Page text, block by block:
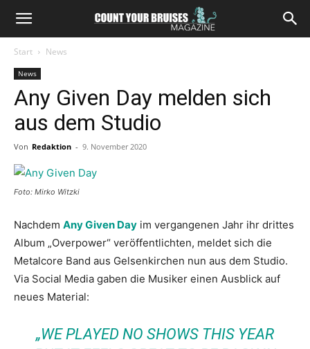
Start News
News
Any Given Day melden sich
aus dem Studio
Von Redaktion - 9. November 2020
Foto: Mirko Witzki
Nachdem Any Given Day im vergangenen Jahr ihr drittes
Album „Overpower“ veröffentlichten, meldet sich die
Metalcore Band aus Gelsenkirchen nun aus dem Studio.
Via Social Media gaben die Musiker einen Ausblick auf
neues Material:
„WE PLAYED NO SHOWS THIS YEAR